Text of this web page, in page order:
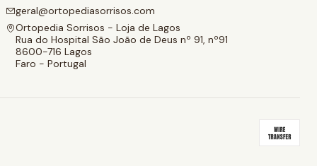
geral@ortopediasorrisos.com
Ortopedia Sorrisos - Loja de Lagos
Rua do Hospital São João de Deus nº 91, nº91
8600-716 Lagos
Faro - Portugal